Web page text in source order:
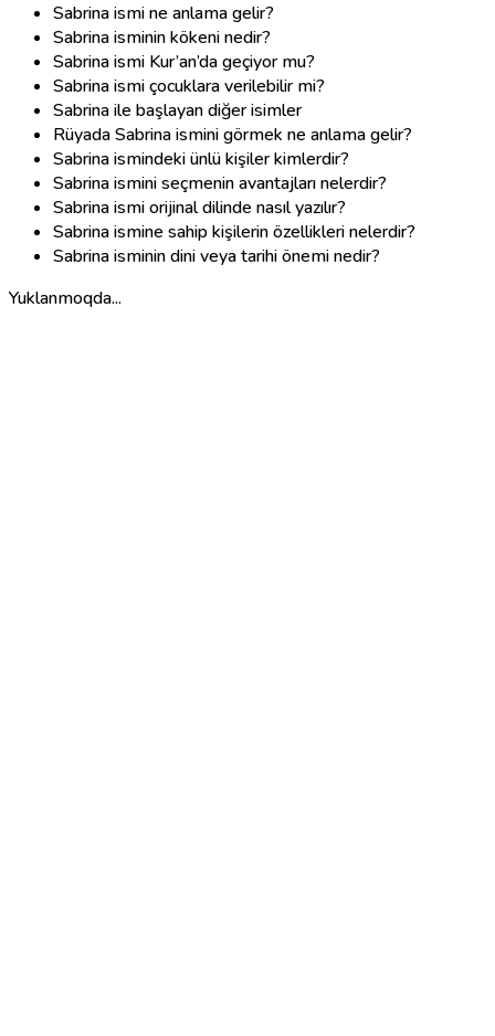
Sabrina ismi ne anlama gelir?
Sabrina isminin kökeni nedir?
Sabrina ismi Kur’an’da geçiyor mu?
Sabrina ismi çocuklara verilebilir mi?
Sabrina ile başlayan diğer isimler
Rüyada Sabrina ismini görmek ne anlama gelir?
Sabrina ismindeki ünlü kişiler kimlerdir?
Sabrina ismini seçmenin avantajları nelerdir?
Sabrina ismi orijinal dilinde nasıl yazılır?
Sabrina ismine sahip kişilerin özellikleri nelerdir?
Sabrina isminin dini veya tarihi önemi nedir?
Yuklanmoqda...